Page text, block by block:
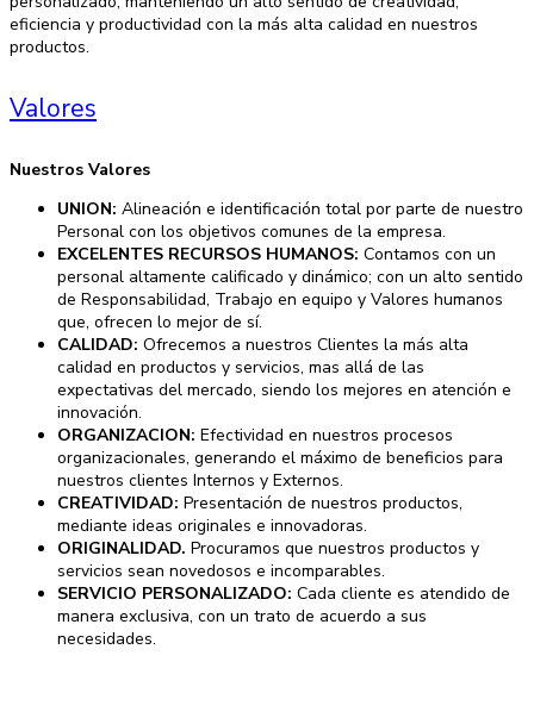
eficiencia y productividad con la más alta calidad en nuestros
productos.
Valores
Nuestros Valores
UNION: Alineación e identificación total por parte de nuestro
Personal con los objetivos comunes de la empresa.
EXCELENTES RECURSOS HUMANOS: Contamos con un
personal altamente calificado y dinámico; con un alto sentido
de Responsabilidad, Trabajo en equipo y Valores humanos
que, ofrecen lo mejor de sí.
CALIDAD: Ofrecemos a nuestros Clientes la más alta
calidad en productos y servicios, mas allá de las
expectativas del mercado, siendo los mejores en atención e
innovación.
ORGANIZACION: Efectividad en nuestros procesos
organizacionales, generando el máximo de beneficios para
nuestros clientes Internos y Externos.
CREATIVIDAD: Presentación de nuestros productos,
mediante ideas originales e innovadoras.
ORIGINALIDAD. Procuramos que nuestros productos y
servicios sean novedosos e incomparables.
SERVICIO PERSONALIZADO: Cada cliente es atendido de
manera exclusiva, con un trato de acuerdo a sus
necesidades.